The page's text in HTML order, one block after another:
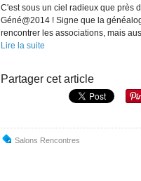
C'est sous un ciel radieux que près
Géné@2014 ! Signe que la
rencontrer les associations, mais
Lire la suite
Partager cet article
Salons Rencontres